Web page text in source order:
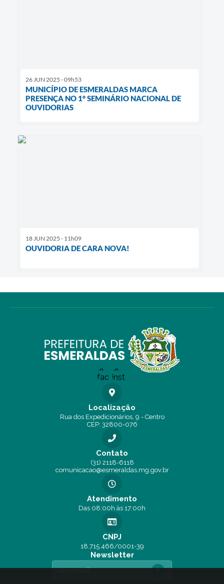
26 JUN 2025 - 09h53
MUNICÍPIO DE ESMERALDAS MARCA
PRESENÇA NO 1° SEMINÁRIO NACIONAL DE
OUVIDORIAS
18 JUN 2025 - 11h09
OUVIDORIA DE CARA NOVA!
Localização
Rua dos Expedicionários, 9 - Centro
CEP: 32800-076
Contato
(31) 2118-6118
comunicacao@esmeraldas.mg.gov.br
Atendimento
Das 08:00h às 17:00h
CNPJ
18.715.466/0001-39
Newsletter